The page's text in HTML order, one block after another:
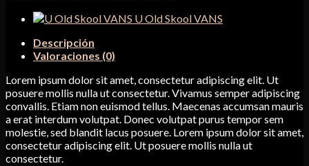
U Old Skool VANS
Descripción
Valoraciones (0)
Lorem ipsum dolor sit amet, consectetur adipiscing elit. Ut
posuere mollis nulla ut consectetur. Vivamus semper adipiscing
convallis. Etiam non euismod tellus. Maecenas accumsan mauris
a erat interdum volutpat. Donec volutpat purus tempor sem
molestie, sed blandit lacus posuere. Lorem ipsum dolor sit amet,
consectetur adipiscing elit. Ut posuere mollis nulla ut
consectetur.